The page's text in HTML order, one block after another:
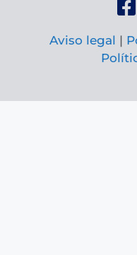
Aviso legal |